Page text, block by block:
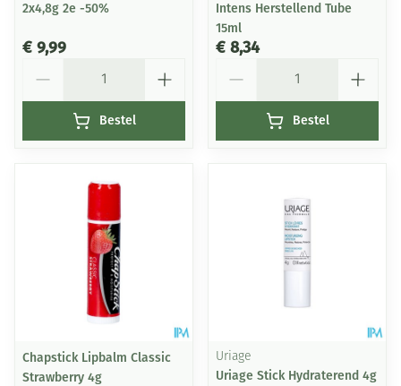
2x4,8g 2e -50%
€ 9,99
Bestel
Intens Herstellend Tube
15ml
€ 8,34
Bestel
Chapstick Lipbalm Classic
Strawberry 4g
Uriage
Uriage Stick Hydraterend 4g